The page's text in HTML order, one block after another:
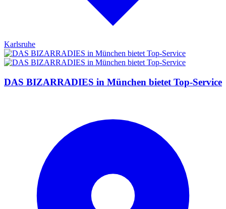
Karlsruhe
DAS BIZARRADIES in München bietet Top-Service